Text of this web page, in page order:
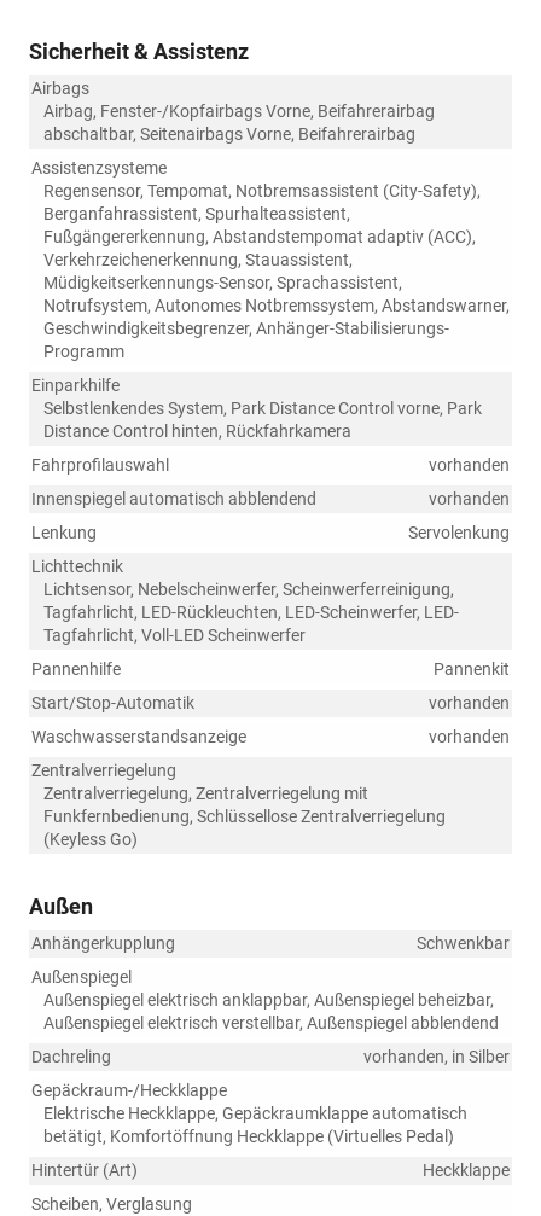
Sicherheit & Assistenz
Airbags
Airbag, Fenster-/Kopfairbags Vorne, Beifahrerairbag
abschaltbar, Seitenairbags Vorne, Beifahrerairbag
Assistenzsysteme
Regensensor, Tempomat, Notbremsassistent (City-Safety),
Berganfahrassistent, Spurhalteassistent,
Fußgängererkennung, Abstandstempomat adaptiv (ACC),
Verkehrzeichenerkennung, Stauassistent,
Müdigkeitserkennungs-Sensor, Sprachassistent,
Notrufsystem, Autonomes Notbremssystem, Abstandswarner,
Geschwindigkeitsbegrenzer, Anhänger-Stabilisierungs-
Programm
Einparkhilfe
Selbstlenkendes System, Park Distance Control vorne, Park
Distance Control hinten, Rückfahrkamera
Fahrprofilauswahl
vorhanden
Innenspiegel automatisch abblendend
vorhanden
Lenkung
Servolenkung
Lichttechnik
Lichtsensor, Nebelscheinwerfer, Scheinwerferreinigung,
Tagfahrlicht, LED-Rückleuchten, LED-Scheinwerfer, LED-
Tagfahrlicht, Voll-LED Scheinwerfer
Pannenhilfe
Pannenkit
Start/Stop-Automatik
vorhanden
Waschwasserstandsanzeige
vorhanden
Zentralverriegelung
Zentralverriegelung, Zentralverriegelung mit
Funkfernbedienung, Schlüssellose Zentralverriegelung
(Keyless Go)
Außen
Anhängerkupplung
Schwenkbar
Außenspiegel
Außenspiegel elektrisch anklappbar, Außenspiegel beheizbar,
Außenspiegel elektrisch verstellbar, Außenspiegel abblendend
Dachreling
vorhanden, in Silber
Gepäckraum-/Heckklappe
Elektrische Heckklappe, Gepäckraumklappe automatisch
betätigt, Komfortöffnung Heckklappe (Virtuelles Pedal)
Hintertür (Art)
Heckklappe
Scheiben, Verglasung